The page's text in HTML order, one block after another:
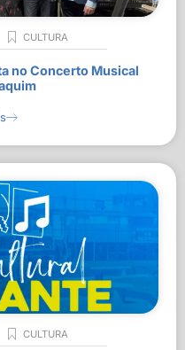
CULTURA
no Concerto Musical
CULTURA